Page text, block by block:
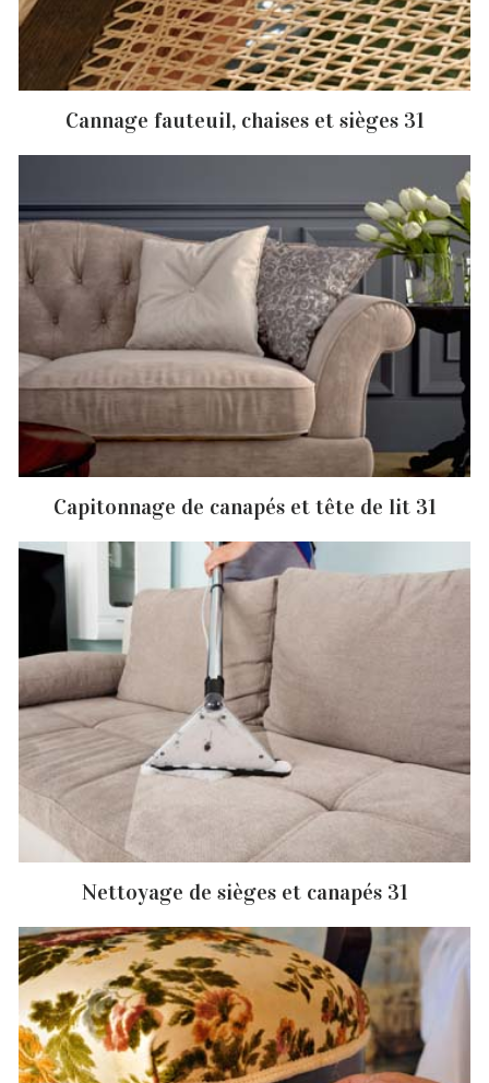
Cannage fauteuil, chaises et sièges 31
Capitonnage de canapés et tête de lit 31
Nettoyage de sièges et canapés 31